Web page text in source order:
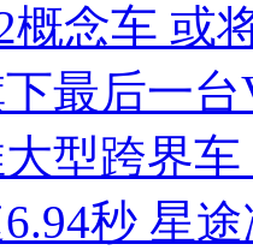
概念车 或
最后一
型跨界
秒 星